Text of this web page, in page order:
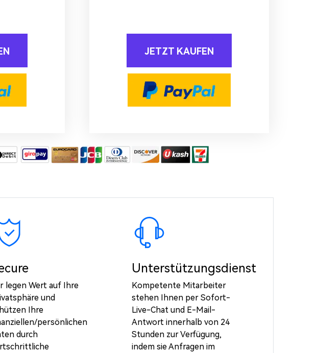
JETZT KAUFEN
legen Wert auf Ihre
und
Ihre
persönlichen
durch
Unterstützungsdienst
Kompetente Mitarbeiter
stehen Ihnen per Sofort-
Live-Chat und E-Mail-
Antwort innerhalb von 24
Stunden zur Verfügung,
indem sie Anfragen im